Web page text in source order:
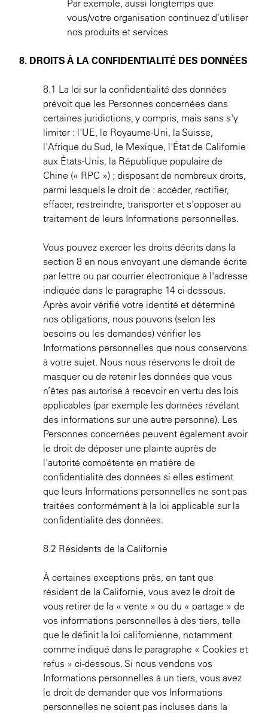
Par exemple, aussi longtemps que
vous/votre organisation continuez d’utiliser
nos produits et services
8. DROITS À LA CONFIDENTIALITÉ DES DONNÉES
8.1 La loi sur la confidentialité des données
prévoit que les Personnes concernées dans
certaines juridictions, y compris, mais sans s'y
limiter : l'UE, le Royaume-Uni, la Suisse,
l'Afrique du Sud, le Mexique, l'État de Californie
aux États-Unis, la République populaire de
Chine (« RPC ») ; disposant de nombreux droits,
parmi lesquels le droit de : accéder, rectifier,
effacer, restreindre, transporter et s'opposer au
traitement de leurs Informations personnelles.
Vous pouvez exercer les droits décrits dans la
section 8 en nous envoyant une demande écrite
par lettre ou par courrier électronique à l'adresse
indiquée dans le paragraphe 14 ci-dessous.
Après avoir vérifié votre identité et déterminé
nos obligations, nous pouvons (selon les
besoins ou les demandes) vérifier les
Informations personnelles que nous conservons
à votre sujet. Nous nous réservons le droit de
masquer ou de retenir les données que vous
n’êtes pas autorisé à recevoir en vertu des lois
applicables (par exemple les données révélant
des informations sur une autre personne). Les
Personnes concernées peuvent également avoir
le droit de déposer une plainte auprès de
l'autorité compétente en matière de
confidentialité des données si elles estiment
que leurs Informations personnelles ne sont pas
traitées conformément à la loi applicable sur la
confidentialité des données.
8.2 Résidents de la Californie
À certaines exceptions près, en tant que
résident de la Californie, vous avez le droit de
vous retirer de la « vente » ou du « partage » de
vos informations personnelles à des tiers, telle
que le définit la loi californienne, notamment
comme indiqué dans le paragraphe « Cookies et
refus » ci-dessous. Si nous vendons vos
Informations personnelles à un tiers, vous avez
le droit de demander que vos Informations
personnelles ne soient pas incluses dans la